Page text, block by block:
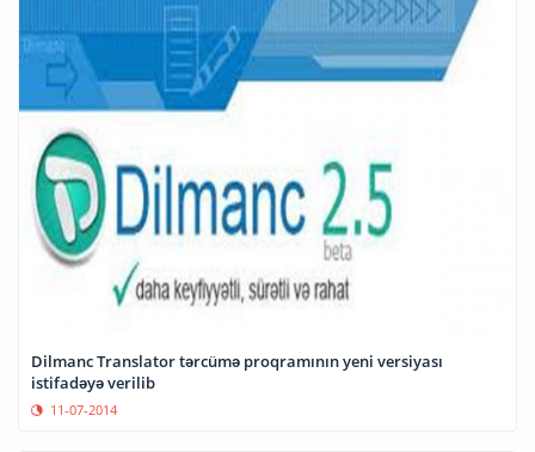
Dilmanc Translator tərcümə proqramının yeni versiyası
istifadəyə verilib
11-07-2014